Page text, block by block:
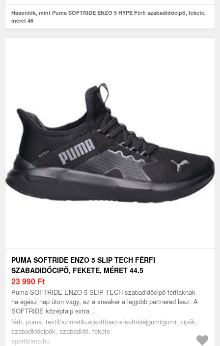
Hasonlók, mint Puma SOFTRIDE ENZO 5 HYPE Férfi szabadidőcipő, fekete,
méret 46
PUMA SOFTRIDE ENZO 5 SLIP TECH FÉRFI
SZABADIDŐCIPŐ, FEKETE, MÉRET 44.5
23 990 Ft
Puma SOFTRIDE ENZO 5 SLIP TECH szabadidőcipő férfiaknak –
ha egész nap úton vagy, ez a sneaker a legjobb partnered lesz. A
SOFTRIDE középtalp extra...
férfi, puma, textil/szintetikus|softfoam+/softride|gumi|gumi, cipők,
szabadidőcipők, szabadidő, fekete
sportisimo.hu